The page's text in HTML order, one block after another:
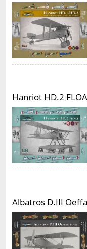
Hanriot HD.2
Albatros D.III